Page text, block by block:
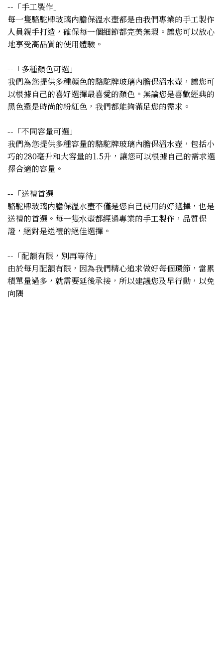
--「手工製作」
每一隻駱駝牌玻璃內膽保溫水壺都是由我們專業的手工製作
人員親手打造，確保每一個細節都完美無瑕。讓您可以放心
地享受高品質的使用體驗。
--「多種顏色可選」
我們為您提供多種顏色的駱駝牌玻璃內膽保溫水壺，讓您可
以根據自己的喜好選擇最喜愛的顏色。無論您是喜歡經典的
黑色還是時尚的粉紅色，我們都能夠滿足您的需求。
--「不同容量可選」
我們為您提供多種容量的駱駝牌玻璃內膽保溫水壺，包括小
巧的280毫升和大容量的1.5升，讓您可以根據自己的需求選
擇合適的容量。
--「送禮首選」
駱駝牌玻璃內膽保溫水壺不僅是您自己使用的好選擇，也是
送禮的首選。每一隻水壺都經過專業的手工製作，品質保
證，絕對是送禮的絕佳選擇。
--「配額有限，別再等待」
由於每月配額有限，因為我們精心追求做好每個環節，當累
積單量過多，就需要延後承接，所以建議您及早行動，以免
向隅